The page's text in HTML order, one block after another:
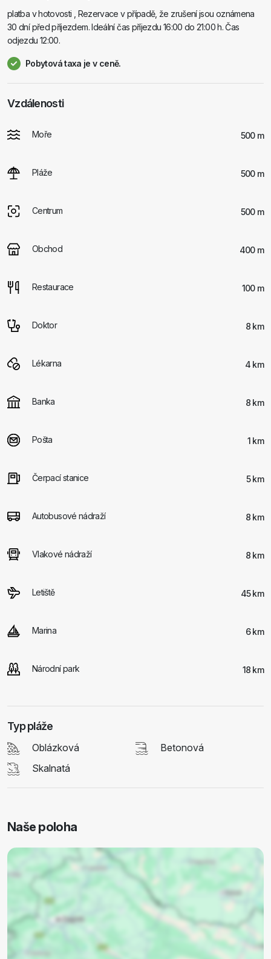
platba v hotovosti , Rezervace v případě, že zrušení jsou oznámena
30 dní před příjezdem. Ideální čas příjezdu 16:00 do 21:00 h. Čas
odjezdu 12:00.
Pobytová taxa je v ceně.
Vzdálenosti
Moře 500 m
Pláže 500 m
Centrum 500 m
Obchod 400 m
Restaurace 100 m
Doktor 8 km
Lékarna 4 km
Banka 8 km
Pošta 1 km
Čerpací stanice 5 km
Autobusové nádraží 8 km
Vlakové nádraží 8 km
Letiště 45 km
Marina 6 km
Národní park 18 km
Typ pláže
Oblázková
Betonová
Skalnatá
Naše poloha